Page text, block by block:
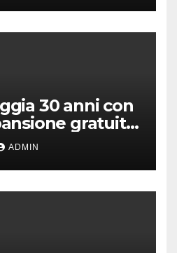
30 anni con
gratuita
ADMIN